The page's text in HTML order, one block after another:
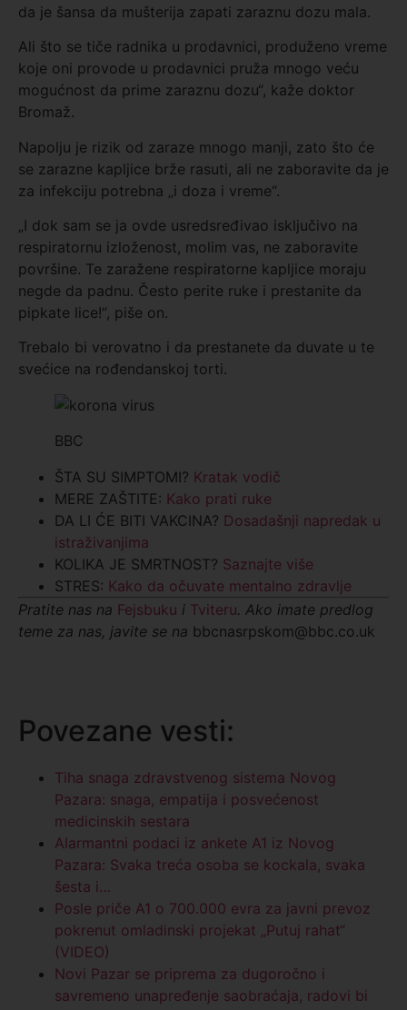
da je šansa da mušterija zapati zaraznu dozu mala.
Ali što se tiče radnika u prodavnici, produženo vreme
koje oni provode u prodavnici pruža mnogo veću
mogućnost da prime zaraznu dozu“, kaže doktor
Bromaž.
Napolju je rizik od zaraze mnogo manji, zato što će
se zarazne kapljice brže rasuti, ali ne zaboravite da je
za infekciju potrebna „i doza i vreme“.
„I dok sam se ja ovde usredsređivao isključivo na
respiratornu izloženost, molim vas, ne zaboravite
površine. Te zaražene respiratorne kapljice moraju
negde da padnu. Često perite ruke i prestanite da
pipkate lice!“, piše on.
Trebalo bi verovatno i da prestanete da duvate u te
svećice na rođendanskoj torti.
BBC
ŠTA SU SIMPTOMI? Kratak vodič
MERE ZAŠTITE: Kako prati ruke
DA LI ĆE BITI VAKCINA? Dosadašnji napredak u
istraživanjima
KOLIKA JE SMRTNOST? Saznajte više
STRES: Kako da očuvate mentalno zdravlje
Pratite nas na Fejsbuku i Tviteru. Ako imate predlog
teme za nas, javite se na bbcnasrpskom@bbc.co.uk
Povezane vesti:
Tiha snaga zdravstvenog sistema Novog
Pazara: snaga, empatija i posvećenost
medicinskih sestara
Alarmantni podaci iz ankete A1 iz Novog
Pazara: Svaka treća osoba se kockala, svaka
šesta i…
Posle priče A1 o 700.000 evra za javni prevoz
pokrenut omladinski projekat „Putuj rahat“
(VIDEO)
Novi Pazar se priprema za dugoročno i
savremeno unapređenje saobraćaja, radovi bi